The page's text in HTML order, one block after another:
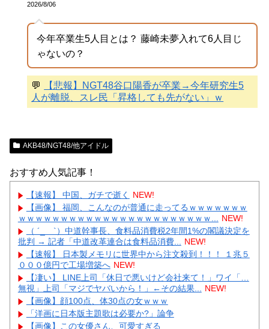
2026/8/06
今年卒業生5人目とは？ 藤崎未夢入れて6人目じ
ゃないの？
💬
【悲報】NGT48谷口陽香が卒業→今年研究生5
人が離脱、スレ民「昇格しても先がない」ｗ
AKB48/NGT48/他アイドル
おすすめ人気記事！
【速報】 中国、ガチで逝く
NEW!
【画像】 福岡、こんなのが普通に走ってるｗｗｗｗｗｗｗ
ｗｗｗｗｗｗｗｗｗｗｗｗｗｗｗｗｗｗｗｗｗｗｗ...
NEW!
（ ´_ゝ`）中道幹事長、食料品消費税2年間1%の閣議決定を
批判 → 記者「中道改革連合は食料品消費...
NEW!
【速報】 日本製メモリに世界中から注文殺到！！！ １兆５
０００億円で工場増築へ NEW!
【凄い】 LINE上司「休日で悪いけど会社来て！」ワイ「…
無視」上司「マジでヤバいから！」←その結果...
NEW!
【画像】顔100点、体30点の女ｗｗｗ
「洋画に日本版主題歌は必要か?」論争
【画像】この女優さん、可愛すぎる